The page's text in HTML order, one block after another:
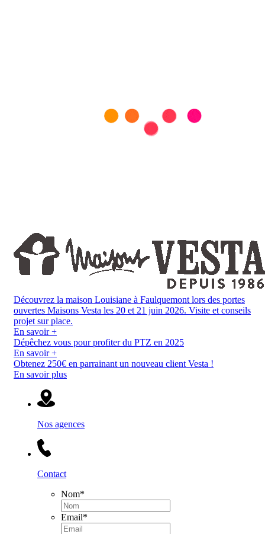
Découvrez la maison Louisiane à Faulquemont lors des portes
ouvertes Maisons Vesta les 20 et 21 juin 2026. Visite et conseils
projet sur place.
En savoir +
Dépêchez vous pour profiter du PTZ en 2025
En savoir +
Obtenez 250€ en parrainant un nouveau client Vesta !
En savoir plus
Nos agences
Contact
Nom*
Email*